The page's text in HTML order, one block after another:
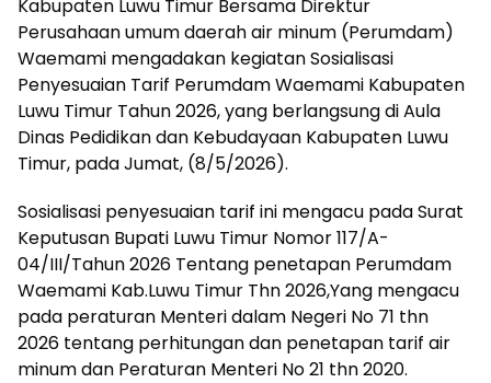
Kabupaten Luwu Timur Bersama Direktur
Perusahaan umum daerah air minum (Perumdam)
Waemami mengadakan kegiatan Sosialisasi
Penyesuaian Tarif Perumdam Waemami Kabupaten
Luwu Timur Tahun 2026, yang berlangsung di Aula
Dinas Pedidikan dan Kebudayaan Kabupaten Luwu
Timur, pada Jumat, (8/5/2026).
Sosialisasi penyesuaian tarif ini mengacu pada Surat
Keputusan Bupati Luwu Timur Nomor 117/A-
04/III/Tahun 2026 Tentang penetapan Perumdam
Waemami Kab.Luwu Timur Thn 2026,Yang mengacu
pada peraturan Menteri dalam Negeri No 71 thn
2026 tentang perhitungan dan penetapan tarif air
minum dan Peraturan Menteri No 21 thn 2020.